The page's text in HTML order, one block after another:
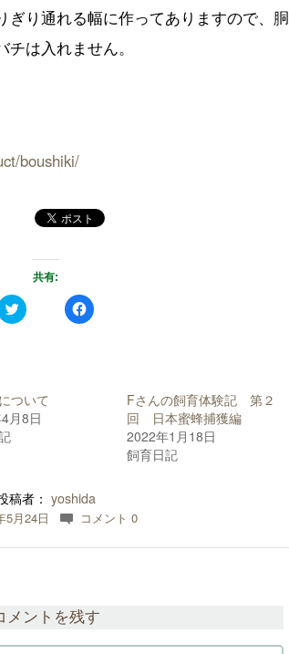
ぎり通れる幅に作ってありますので、胴
は入れません。
boushiki/
共有:
ク
リ
t
t
e
新
し
い
ウ
ン
ま
す
F
a
ッ
ク
し
て
だ
い
ウ
ン
ついて
月8日
Fさんの飼育体験記 第２
回 日本蜜蜂捕獲編
2022年1月18日
飼育日記
稿者： yoshida
5月24日 c コメント 0
メントを残す